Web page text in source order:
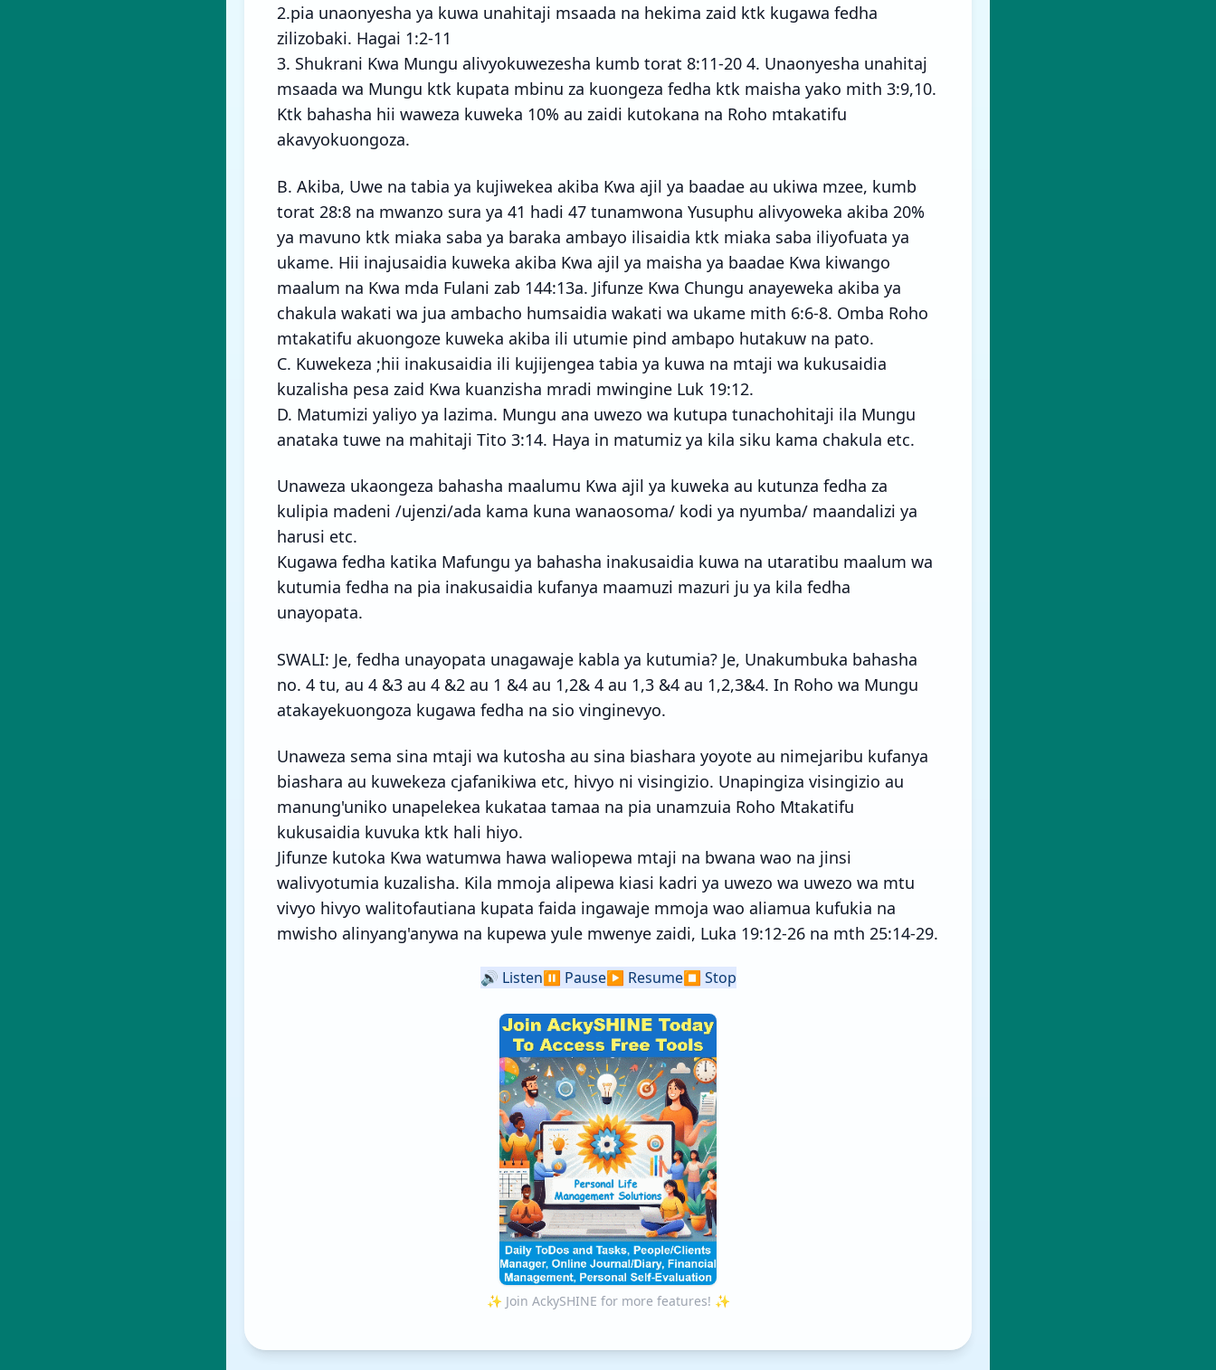
2.pia unaonyesha ya kuwa unahitaji msaada na hekima zaid ktk kugawa fedha
zilizobaki. Hagai 1:2-11
3. Shukrani Kwa Mungu alivyokuwezesha kumb torat 8:11-20 4. Unaonyesha unahitaj
msaada wa Mungu ktk kupata mbinu za kuongeza fedha ktk maisha yako mith 3:9,10.
Ktk bahasha hii waweza kuweka 10% au zaidi kutokana na Roho mtakatifu
akavyokuongoza.
B. Akiba, Uwe na tabia ya kujiwekea akiba Kwa ajil ya baadae au ukiwa mzee, kumb
torat 28:8 na mwanzo sura ya 41 hadi 47 tunamwona Yusuphu alivyoweka akiba 20%
ya mavuno ktk miaka saba ya baraka ambayo ilisaidia ktk miaka saba iliyofuata ya
ukame. Hii inajusaidia kuweka akiba Kwa ajil ya maisha ya baadae Kwa kiwango
maalum na Kwa mda Fulani zab 144:13a. Jifunze Kwa Chungu anayeweka akiba ya
chakula wakati wa jua ambacho humsaidia wakati wa ukame mith 6:6-8. Omba Roho
mtakatifu akuongoze kuweka akiba ili utumie pind ambapo hutakuw na pato.
C. Kuwekeza ;hii inakusaidia ili kujijengea tabia ya kuwa na mtaji wa kukusaidia
kuzalisha pesa zaid Kwa kuanzisha mradi mwingine Luk 19:12.
D. Matumizi yaliyo ya lazima. Mungu ana uwezo wa kutupa tunachohitaji ila Mungu
anataka tuwe na mahitaji Tito 3:14. Haya in matumiz ya kila siku kama chakula etc.
Unaweza ukaongeza bahasha maalumu Kwa ajil ya kuweka au kutunza fedha za
kulipia madeni /ujenzi/ada kama kuna wanaosoma/ kodi ya nyumba/ maandalizi ya
harusi etc.
Kugawa fedha katika Mafungu ya bahasha inakusaidia kuwa na utaratibu maalum wa
kutumia fedha na pia inakusaidia kufanya maamuzi mazuri ju ya kila fedha
unayopata.
SWALI: Je, fedha unayopata unagawaje kabla ya kutumia? Je, Unakumbuka bahasha
no. 4 tu, au 4 &3 au 4 &2 au 1 &4 au 1,2& 4 au 1,3 &4 au 1,2,3&4. In Roho wa Mungu
atakayekuongoza kugawa fedha na sio vinginevyo.
Unaweza sema sina mtaji wa kutosha au sina biashara yoyote au nimejaribu kufanya
biashara au kuwekeza cjafanikiwa etc, hivyo ni visingizio. Unapingiza visingizio au
manung'uniko unapelekea kukataa tamaa na pia unamzuia Roho Mtakatifu
kukusaidia kuvuka ktk hali hiyo.
Jifunze kutoka Kwa watumwa hawa waliopewa mtaji na bwana wao na jinsi
walivyotumia kuzalisha. Kila mmoja alipewa kiasi kadri ya uwezo wa uwezo wa mtu
vivyo hivyo walitofautiana kupata faida ingawaje mmoja wao aliamua kufukia na
mwisho alinyang'anywa na kupewa yule mwenye zaidi, Luka 19:12-26 na mth 25:14-29.
🔊 Listen⏸️ Pause▶️ Resume⏹️ Stop
✨ Join AckySHINE for more features! ✨